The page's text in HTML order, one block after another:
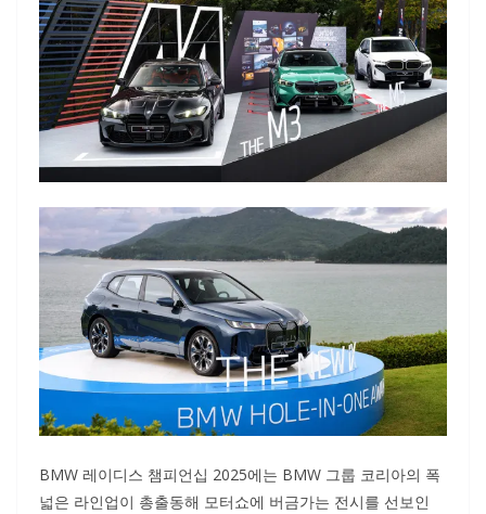
BMW 레이디스 챔피언십 2025에는 BMW 그룹 코리아의 폭
넓은 라인업이 총출동해 모터쇼에 버금가는 전시를 선보인